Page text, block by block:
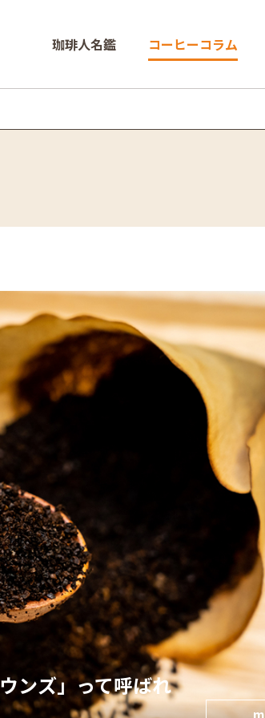
珈琲人名鑑 コーヒーコラム
ンズ」って呼ばれ